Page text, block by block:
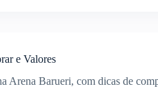
e Valores
Arena Barueri, com dicas de